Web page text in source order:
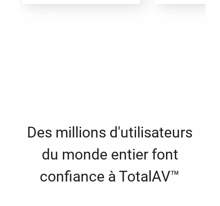
Des millions d'utilisateurs
du monde entier font
confiance à TotalAV™